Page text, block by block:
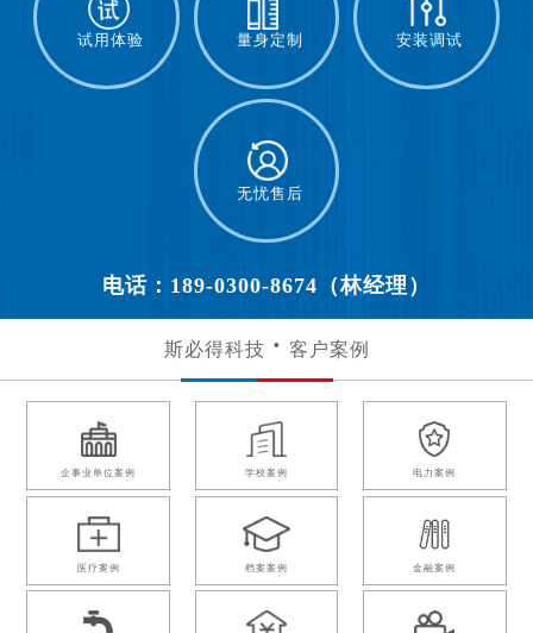
试用体验 量身定制 安装调试
无忧售后
电话：189-0300-8674（林经理）
斯必得科技 客户案例
企事业单位案例 学校案例 电力案例
医疗案例 档案案例 金融案例